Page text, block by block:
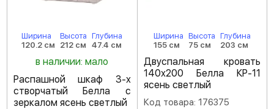
Ширина
120.2 см
Высота
212 см
Глубина
47.4 см
в наличии: мало
Распашной шкаф 3-х
створчатый Белла с
зеркалом ясень светлый
Ширина
155 см
Высота
75 см
Глубина
203 см
Двуспальная кровать
140х200 Белла КР-11
ясень светлый
Код товара: 176375